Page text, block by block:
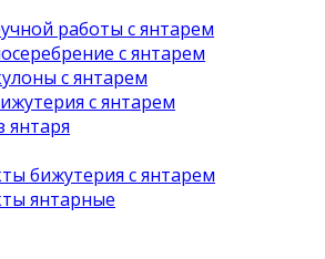
работы с янтарем
с янтарем
с янтарем
с янтарем
янтаря
бижутерия с янтарем
янтарные